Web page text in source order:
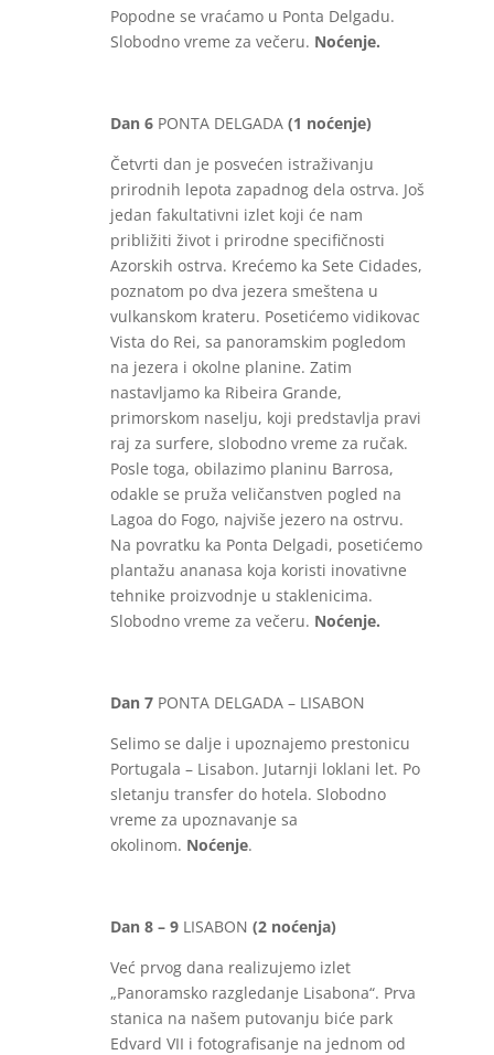
Popodne se vraćamo u Ponta Delgadu.
Slobodno vreme za večeru. Noćenje.
Dan 6 PONTA DELGADA(1 noćenje)
Četvrti dan je posvećen istraživanju
prirodnih lepota zapadnog dela ostrva. Još
jedan fakultativni izlet koji će nam
približiti život i prirodne specifičnosti
Azorskih ostrva. Krećemo ka Sete Cidades,
poznatom po dva jezera smeštena u
vulkanskom krateru. Posetićemo vidikovac
Vista do Rei, sa panoramskim pogledom
na jezera i okolne planine. Zatim
nastavljamo ka Ribeira Grande,
primorskom naselju, koji predstavlja pravi
raj za surfere, slobodno vreme za ručak.
Posle toga, obilazimo planinu Barrosa,
odakle se pruža veličanstven pogled na
Lagoa do Fogo, najviše jezero na ostrvu.
Na povratku ka Ponta Delgadi, posetićemo
plantažu ananasa koja koristi inovativne
tehnike proizvodnje u staklenicima.
Slobodno vreme za večeru. Noćenje.
Dan 7 PONTA DELGADA – LISABON
Selimo se dalje i upoznajemo prestonicu
Portugala – Lisabon. Jutarnji loklani let. Po
sletanju transfer do hotela. Slobodno
vreme za upoznavanje sa
okolinom. Noćenje.
Dan 8 – 9 LISABON(2 noćenja)
Već prvog dana realizujemo izlet
„Panoramsko razgledanje Lisabona“. Prva
stanica na našem putovanju biće park
Edvard VII i fotografisanje na jednom od